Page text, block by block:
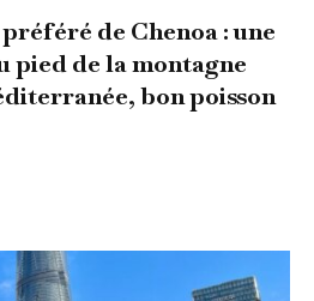
de Chenoa : une
pied de la montagne
bon poisson